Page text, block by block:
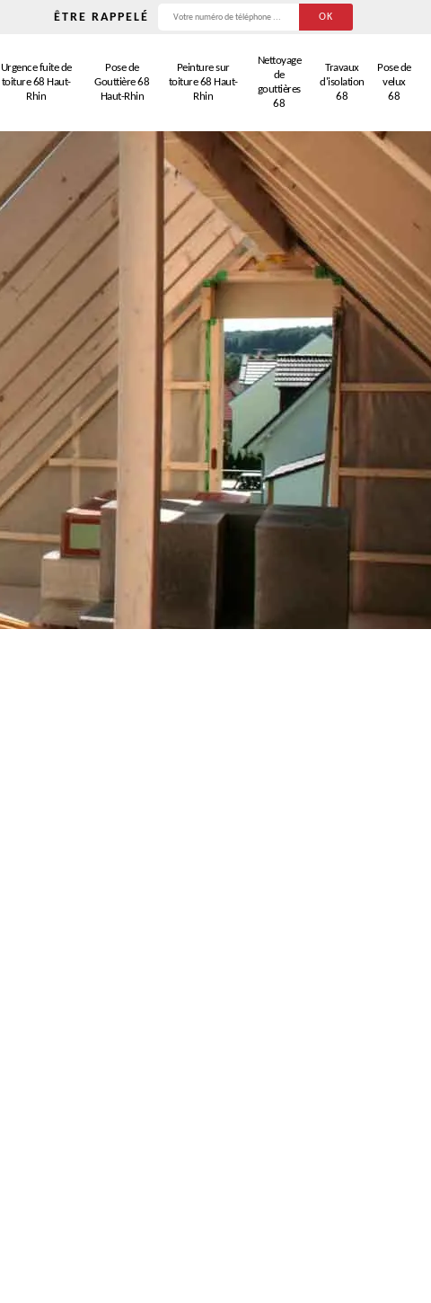
ÊTRE RAPPELÉ
Urgence fuite de
toiture 68 Haut-
Rhin
Pose de
Gouttière 68
Haut-Rhin
Peinture sur
toiture 68 Haut-
Rhin
Nettoyage
de
gouttières
68
Travaux
d'isolation
68
Pose de
velux
68